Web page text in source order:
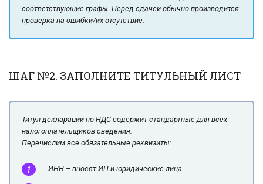
соответствующие графы. Перед сдачей обычно производится
проверка на ошибки/их отсутствие.
ШАГ №2. ЗАПОЛНИТЕ ТИТУЛЬНЫЙ ЛИСТ
Титул декларации по НДС содержит стандартные для всех
налогоплательщиков сведения.
Перечислим все обязательные реквизиты:
ИНН – вносят ИП и юридические лица.